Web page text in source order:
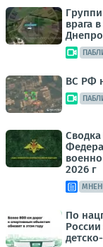
врага
ВС РФ
2026 г
По